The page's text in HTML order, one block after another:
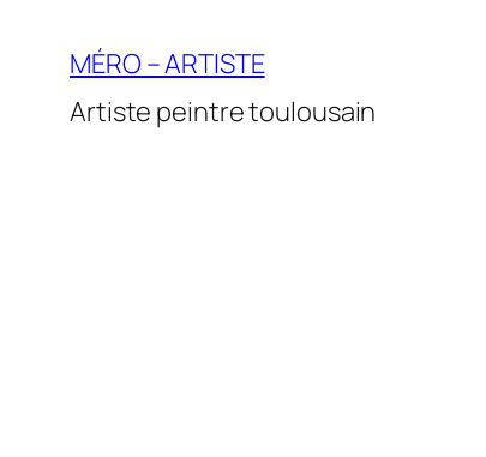
contenu
MÉRO – ARTISTE
Artiste peintre toulousain